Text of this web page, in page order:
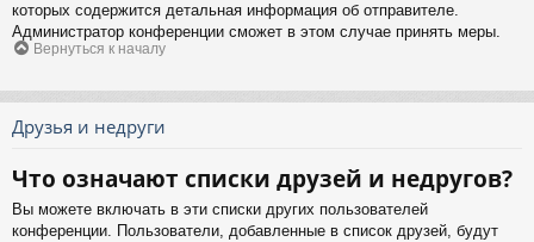
которых содержится детальная информация об отправителе.
Администратор конференции сможет в этом случае принять меры.
Вернуться к началу
Друзья и недруги
Что означают списки друзей и недругов?
Вы можете включать в эти списки других пользователей
конференции. Пользователи, добавленные в список друзей, будут